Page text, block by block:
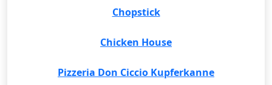
Chopstick
Chicken House
Pizzeria Don Ciccio Kupferkanne